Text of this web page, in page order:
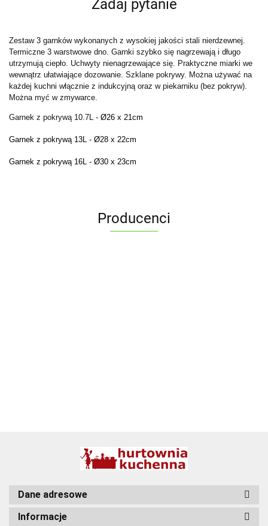
Zadaj pytanie
Zestaw 3 garnków wykonanych z wysokiej jakości stali nierdzewnej.
Termiczne 3 warstwowe dno. Garnki szybko się nagrzewają i długo
utrzymują ciepło. Uchwyty nienagrzewające się. Praktyczne miarki we
wewnątrz ułatwiające dozowanie. Szklane pokrywy. Można używać na
każdej kuchni włącznie z indukcyjną oraz w piekarniku (bez pokryw).
Można myć w zmywarce.
Garnek z pokrywą 10.7L - Ø26 x 21cm
Garnek z pokrywą 13L - Ø28 x 22cm
Garnek z pokrywą 16L - Ø30 x 23cm
Producenci
Dane adresowe
Informacje